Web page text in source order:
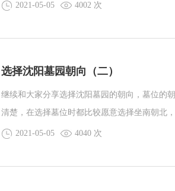
财有一个积聚。我们能继续来看看墓位朝向的选
2021-05-05 4002 次
选择沈阳墓园朝向（二）
继续和大家分享选择沈阳墓园的朝向，墓位的
清楚，在选择墓位时都比较愿意选择坐南朝北
的。今天我们就一起看看。
2021-05-05 4040 次